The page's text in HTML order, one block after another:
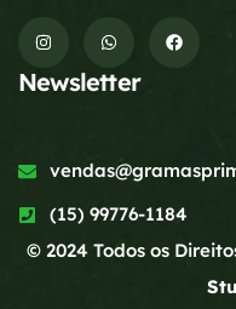
Newsletter
(15) 99776-1184
© 2024 Todos os